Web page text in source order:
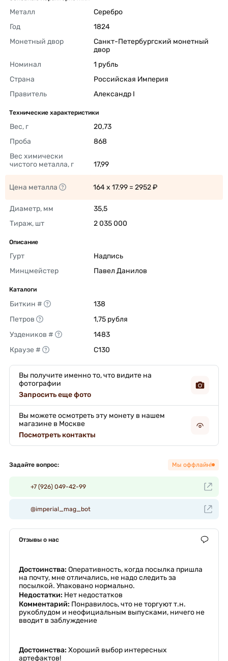
Металл
Серебро
Год
1824
Монетный двор
Санкт-Петербургский монетный
двор
Номинал
1 рубль
Страна
Российская Империя
Правитель
Александр I
Технические характеристики
Вес, г
20,73
Проба
868
Вес химически
чистого металла, г
17,99
Цена металла 164 x 17.99 = 2952 ₽
Диаметр, мм
35,5
Тираж, шт
2 035 000
Описание
Гурт
Надпись
Минцмейстер
Павел Данилов
Каталоги
Биткин #
138
Петров
1,75 рубля
Уздеников #
1483
Краузе #
C130
Вы получите именно то, что видите на
фотографии
Запросить еще фото
Вы можете осмотреть эту монету в нашем
магазине в Москве
Посмотреть контакты
Задайте вопрос: Мы оффлайн!
+7 (926) 049-42-99
@imperial_mag_bot
Отзывы о нас
Достоинства: Оперативность, когда посылка пришла
на почту, мне отличались, не надо следить за
посылкой. Упаковано нормально.
Недостатки: Нет недостатков
Комментарий: Понравилось, что не торгуют т.н.
рукоблудом и неофициальным выпусками, ничего не
вводит в заблуждение
Достоинства: Хороший выбор интересных
артефактов!